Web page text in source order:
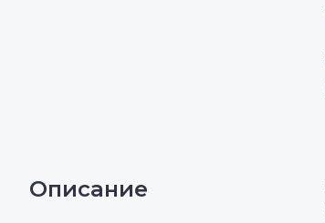
Описание